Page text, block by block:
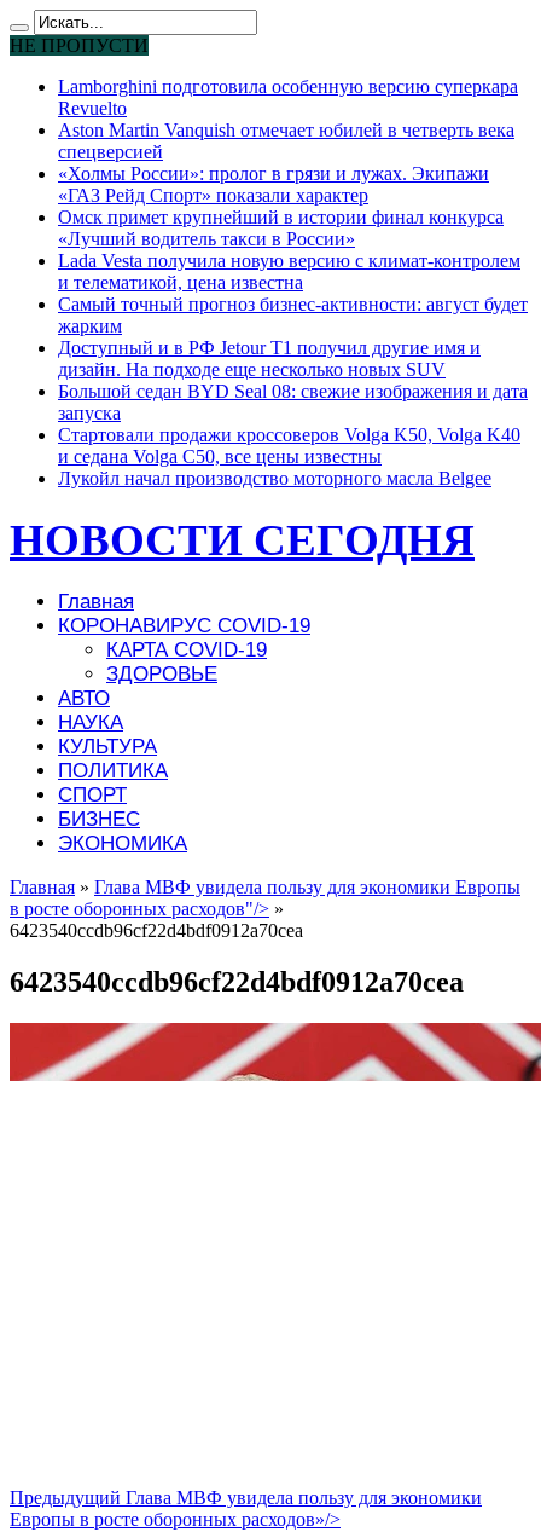
НЕ ПРОПУСТИ
Lamborghini подготовила особенную версию суперкара
Revuelto
Aston Martin Vanquish отмечает юбилей в четверть века
спецверсией
«Холмы России»: пролог в грязи и лужах. Экипажи
«ГАЗ Рейд Спорт» показали характер
Омск примет крупнейший в истории финал конкурса
«Лучший водитель такси в России»
Lada Vesta получила новую версию с климат-контролем
и телематикой, цена известна
Самый точный прогноз бизнес-активности: август будет
жарким
Доступный и в РФ Jetour T1 получил другие имя и
дизайн. На подходе еще несколько новых SUV
Большой седан BYD Seal 08: свежие изображения и дата
запуска
Стартовали продажи кроссоверов Volga K50, Volga K40
и седана Volga C50, все цены известны
Лукойл начал производство моторного масла Belgee
НОВОСТИ СЕГОДНЯ
Главная
КОРОНАВИРУС COVID-19
КАРТА COVID-19
ЗДОРОВЬЕ
АВТО
НАУКА
КУЛЬТУРА
ПОЛИТИКА
СПОРТ
БИЗНЕС
ЭКОНОМИКА
Главная » Глава МВФ увидела пользу для экономики Европы
в росте оборонных расходов"/> »
6423540ccdb96cf22d4bdf0912a70cea
6423540ccdb96cf22d4bdf0912a70cea
Предыдущий Глава МВФ увидела пользу для экономики
Европы в росте оборонных расходов»/>